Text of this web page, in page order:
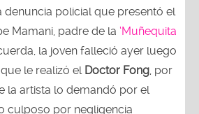
denuncia policial que presentó el
Mamani, padre de la ‘Muñequita
la joven falleció ayer luego
le realizó el Doctor Fong , por
la artista lo demandó por el
culposo por negligencia